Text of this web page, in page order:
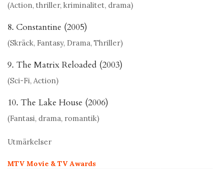
(Action, thriller, kriminalitet, drama)
8. Constantine (2005)
(Skräck, Fantasy, Drama, Thriller)
9. The Matrix Reloaded (2003)
(Sci-Fi, Action)
10. The Lake House (2006)
(Fantasi, drama, romantik)
Utmärkelser
MTV Movie & TV Awards